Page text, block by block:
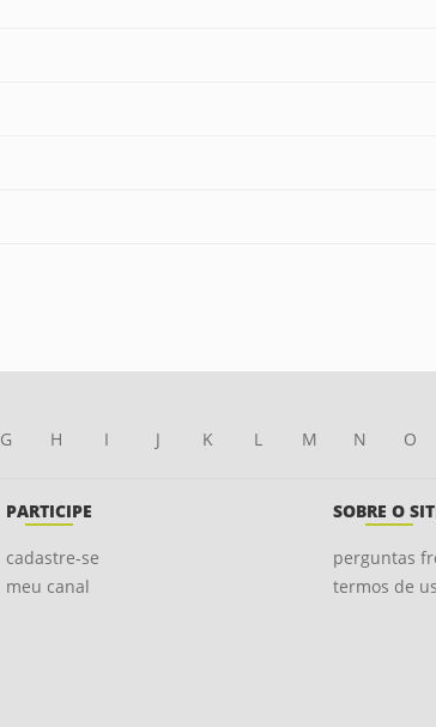
G H I J K L M N O
PARTICIPE
cadastre-se
meu canal
SOBRE O
perguntas
termos de